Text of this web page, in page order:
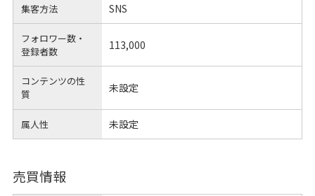
集客方法 SNS
フォロワー数・
登録者数
113,000
コンテンツの性
質
未設定
属人性 未設定
売買情報